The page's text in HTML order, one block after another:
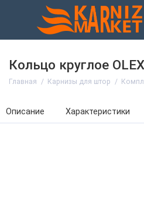
Кольцо круглое
Главная Карнизы для штор
Описание Характеристики